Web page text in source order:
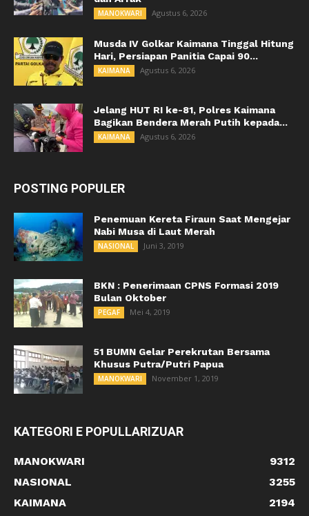
MANOKWARI Agustus 6, 2026
Musda IV Golkar Kaimana Tinggal Hitung
Hari, Persiapan Panitia Capai 90...
KAIMANA Agustus 6, 2026
Jelang HUT RI ke-81, Polres Kaimana
Bagikan Bendera Merah Putih kepada...
KAIMANA Agustus 6, 2026
POSTING POPULER
Penemuan Kereta Firaun Saat Mengejar
Nabi Musa di Laut Merah
NASIONAL Juni 3, 2019
BKN : Penerimaan CPNS Formasi 2019
Bulan Oktober
PEGAF Mei 4, 2019
51 BUMN Gelar Perekrutan Bersama
Khusus Putra/Putri Papua
MANOKWARI November 1, 2019
KATEGORI E POPULLARIZUAR
MANOKWARI
9312
NASIONAL
3255
KAIMANA
2194